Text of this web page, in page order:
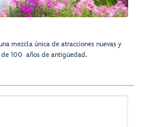
mezcla única de atracciones nuevas y
100 años de antigüedad.